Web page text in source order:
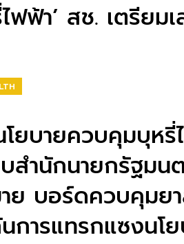
ฟฟ้า’ สช. เตรีย
ยบายควบคุมบุหรี่
บสำนักนายกรัฐมน
ย บอร์ดควบคุมย
การแทรกแซงนโ